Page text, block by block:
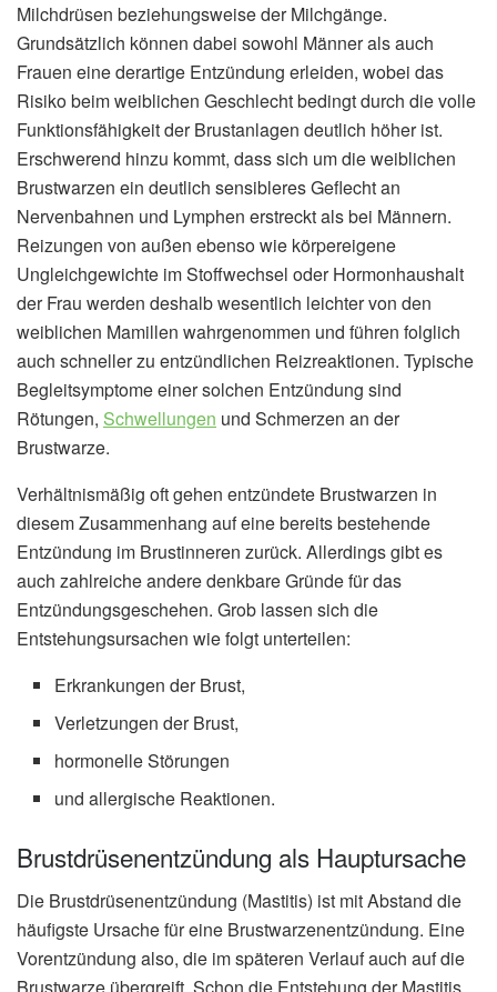
Milchdrüsen beziehungsweise der Milchgänge.
Grundsätzlich können dabei sowohl Männer als auch
Frauen eine derartige Entzündung erleiden, wobei das
Risiko beim weiblichen Geschlecht bedingt durch die volle
Funktionsfähigkeit der Brustanlagen deutlich höher ist.
Erschwerend hinzu kommt, dass sich um die weiblichen
Brustwarzen ein deutlich sensibleres Geflecht an
Nervenbahnen und Lymphen erstreckt als bei Männern.
Reizungen von außen ebenso wie körpereigene
Ungleichgewichte im Stoffwechsel oder Hormonhaushalt
der Frau werden deshalb wesentlich leichter von den
weiblichen Mamillen wahrgenommen und führen folglich
auch schneller zu entzündlichen Reizreaktionen. Typische
Begleitsymptome einer solchen Entzündung sind
Rötungen, Schwellungen und Schmerzen an der
Brustwarze.
Verhältnismäßig oft gehen entzündete Brustwarzen in
diesem Zusammenhang auf eine bereits bestehende
Entzündung im Brustinneren zurück. Allerdings gibt es
auch zahlreiche andere denkbare Gründe für das
Entzündungsgeschehen. Grob lassen sich die
Entstehungsursachen wie folgt unterteilen:
Erkrankungen der Brust,
Verletzungen der Brust,
hormonelle Störungen
und allergische Reaktionen.
Brustdrüsenentzündung als Hauptursache
Die Brustdrüsenentzündung (Mastitis) ist mit Abstand die
häufigste Ursache für eine Brustwarzenentzündung. Eine
Vorentzündung also, die im späteren Verlauf auch auf die
Brustwarze übergreift. Schon die Entstehung der Mastitis